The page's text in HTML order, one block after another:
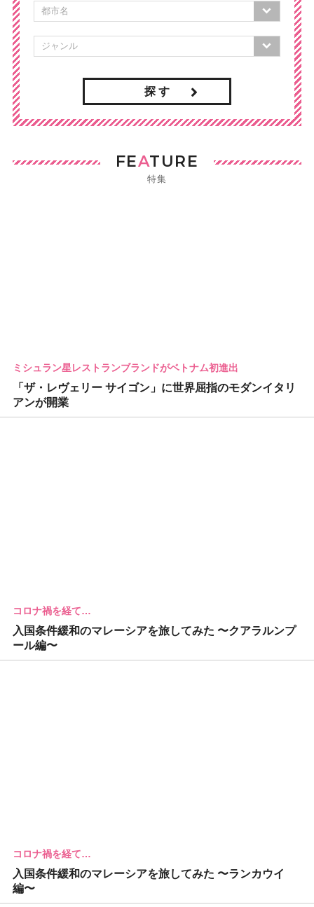
探 す
FEATURE
特集
ミシュラン星レストランブランドがベトナム初進出
「ザ・レヴェリー サイゴン」に世界屈指のモダンイタリ
アンが開業
コロナ禍を経て…
入国条件緩和のマレーシアを旅してみた 〜クアラルンプ
ール編〜
コロナ禍を経て…
入国条件緩和のマレーシアを旅してみた 〜ランカウイ
編〜